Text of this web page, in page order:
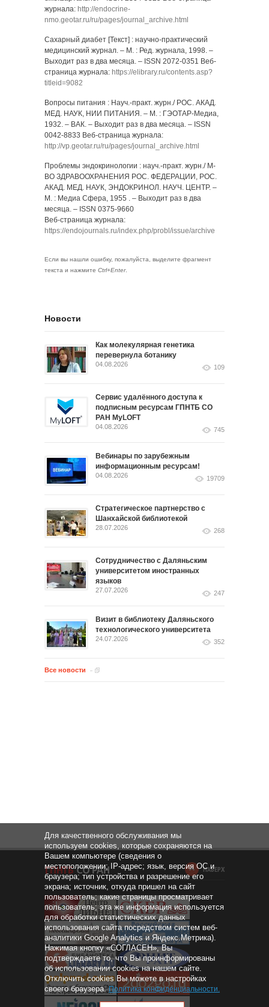
журнала: http://endocrine-
nmo.geotar.ru/ru/pages/journal_archive.html
Сахарный диабет [Текст] : научно-практический
медицинский журнал. – М. : Ред. журнала, 1998. –
Выходит раз в два месяца. – ISSN 2072-0351 Веб-
страница журнала: https://elibrary.ru/contents.asp?
titleid=9082
Вопросы питания : Науч.-практ. журн./ РОС. АКАД.
МЕД. НАУК, НИИ ПИТАНИЯ. – М. : ГЭОТАР-Медиа,
1932. – ВАК. – Выходит раз в два месяца. – ISSN
0042-8833 Веб-страница журнала:
http://vp.geotar.ru/ru/pages/journal_archive.html
Проблемы эндокринологии : науч.-практ. журн./ М-
ВО ЗДРАВООХРАНЕНИЯ РОС. ФЕДЕРАЦИИ, РОС.
АКАД. МЕД. НАУК, ЭНДОКРИНОЛ. НАУЧ. ЦЕНТР. –
М. : Медиа Сфера, 1955 . – Выходит раз в два
месяца. – ISSN 0375-9660
Веб-страница журнала:
https://endojournals.ru/index.php/probl/issue/archive
Если вы нашли ошибку, пожалуйста, выделите фрагмент
текста и нажмите Ctrl+Enter.
Новости
Как молекулярная генетика
перевернула ботанику
04.08.2026 109
Сервис удалённого доступа к
подписным ресурсам ГПНТБ СО
РАН MyLOFT
04.08.2026 745
Вебинары по зарубежным
информационным ресурсам!
04.08.2026 19709
Стратегическое партнерство с
Шанхайской библиотекой
28.07.2026 268
Сотрудничество с Даляньским
университетом иностранных
языков
27.07.2026 247
Визит в библиотеку Даляньского
технологического университета
24.07.2026 352
Все новости
НАВЕРХ
Для качественного обслуживания мы
используем cookies, которые сохраняются на
Вашем компьютере (сведения о
местоположении; IP-адрес; язык, версия ОС и
браузера; тип устройства и разрешение его
экрана; источник, откуда пришел на сайт
пользователь; какие страницы просматривает
пользователь; эта же информация используется
для обработки статистических данных
использования сайта посредством систем веб-
аналитики Google Analytics и Яндекс.Метрика).
Нажимая кнопку «СОГЛАСЕН», Вы
подтверждаете то, что Вы проинформированы
об использовании cookies на нашем сайте.
Отключить cookies Вы можете в настройках
своего браузера.Политика конфиденциальности.